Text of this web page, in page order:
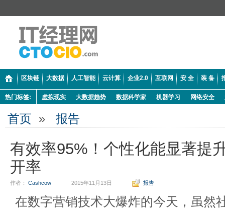
区块链 大数据 人工智能 云计算 企业2.0 互联网 安 全 装 备
热门标签: 虚拟现实 大数据趋势 数据科学家 机器学习 网络安全
首页 » 报告
有效率95%！个性化能显著提
开率
作者： Cashcow 2015年11月13日 报告
在数字营销技术大爆炸的今天，虽然